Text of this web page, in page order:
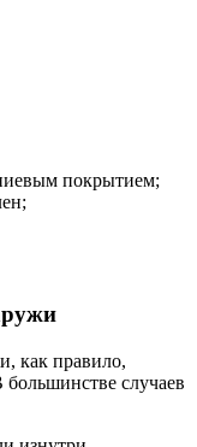
покрытием;
как правило,
случаев